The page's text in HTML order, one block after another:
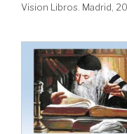
Vision Libros. Madrid,